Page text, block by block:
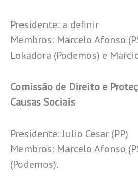
Presidente: a definir
Membros: Marcelo Afonso
Lokadora (Podemos) e
Comissão de Direito e
Causas Sociais
Presidente: Julio Cesar (PP)
Membros: Marcelo Afonso
(Podemos).